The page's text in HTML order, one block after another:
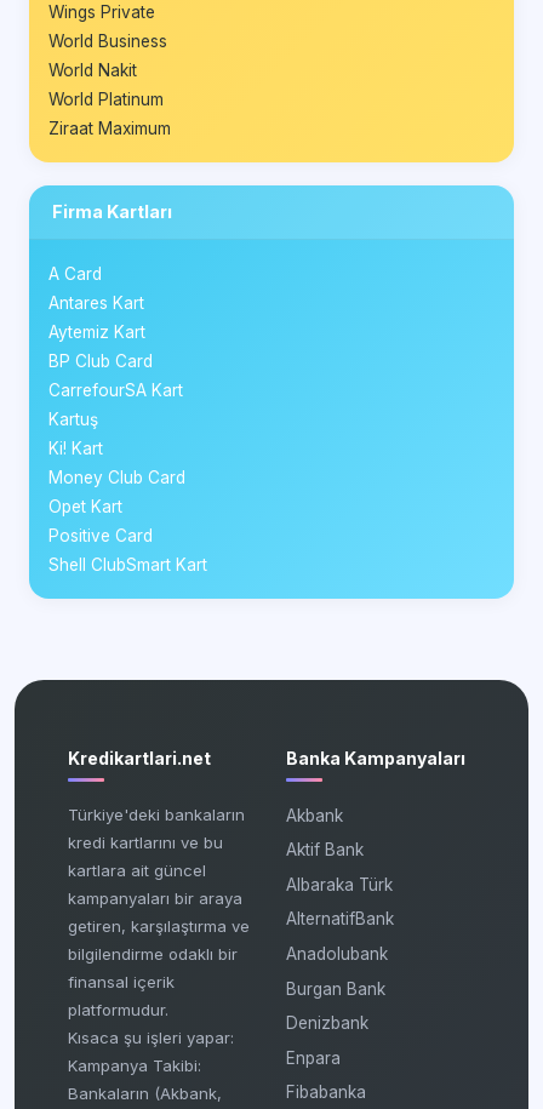
Wings Private
World Business
World Nakit
World Platinum
Ziraat Maximum
Firma Kartları
A Card
Antares Kart
Aytemiz Kart
BP Club Card
CarrefourSA Kart
Kartuş
Ki! Kart
Money Club Card
Opet Kart
Positive Card
Shell ClubSmart Kart
Kredikartlari.net
Türkiye'deki bankaların
kredi kartlarını ve bu
kartlara ait güncel
kampanyaları bir araya
getiren, karşılaştırma ve
bilgilendirme odaklı bir
finansal içerik
platformudur.
Kısaca şu işleri yapar:
Kampanya Takibi:
Bankaların (Akbank,
Banka Kampanyaları
Akbank
Aktif Bank
Albaraka Türk
AlternatifBank
Anadolubank
Burgan Bank
Denizbank
Enpara
Fibabanka